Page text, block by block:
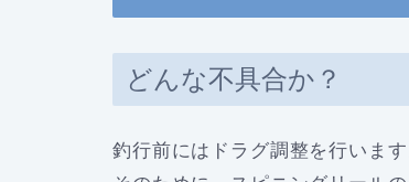
どんな不具合か？
釣行前にはドラグ調整を行います